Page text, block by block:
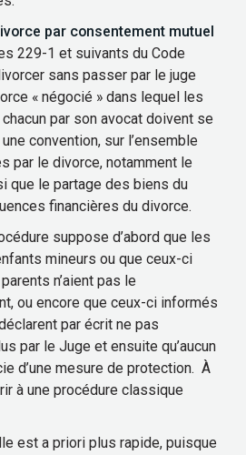
par consentement mutuel
229-1 et suivants du Code
sans passer par le juge
« négocié » dans lequel les
par son avocat doivent se
convention, sur l’ensemble
par le divorce, notamment le
que le partage des biens du
financières du divorce.
suppose d’abord que les
mineurs ou que ceux-ci
n’aient pas le
ou encore que ceux-ci informés
par écrit ne pas
par le Juge et ensuite qu’aucun
d’une mesure de protection. À
à une procédure classique
est a priori plus rapide, puisque